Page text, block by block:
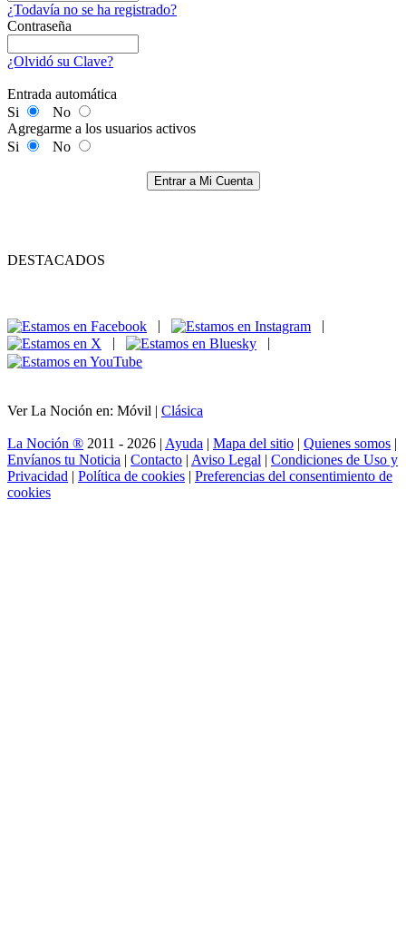
¿Todavía no se ha registrado?
Contraseña
¿Olvidó su Clave?
Entrada automática
Si
No
Agregarme a los usuarios activos
Si
No
Entrar a Mi Cuenta
DESTACADOS
|
|
|
|
Ver La Noción en: Móvil | Clásica
La Noción ® 2011 - 2026 | Ayuda | Mapa del sitio | Quienes somos |
Envíanos tu Noticia | Contacto | Aviso Legal | Condiciones de Uso y
Privacidad | Política de cookies | Preferencias del consentimiento de
cookies